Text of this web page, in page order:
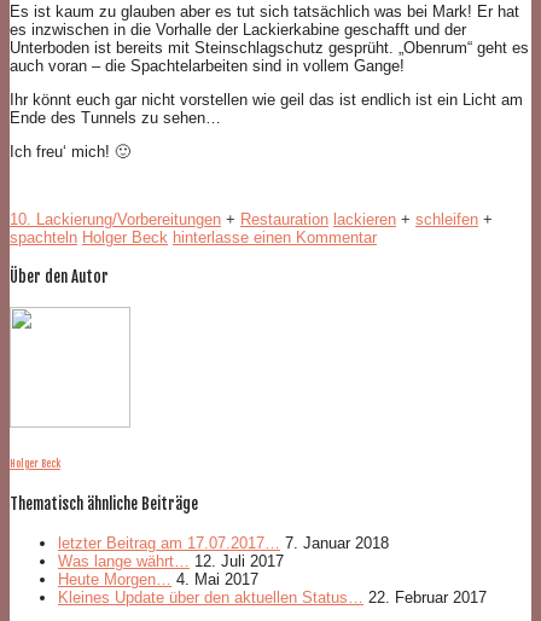
Es ist kaum zu glauben aber es tut sich tatsächlich was bei Mark! Er hat
es inzwischen in die Vorhalle der Lackierkabine geschafft und der
Unterboden ist bereits mit Steinschlagschutz gesprüht. „Obenrum“ geht es
auch voran – die Spachtelarbeiten sind in vollem Gange!
Ihr könnt euch gar nicht vorstellen wie geil das ist endlich ist ein Licht am
Ende des Tunnels zu sehen…
Ich freu‘ mich! 🙂
10. Lackierung/Vorbereitungen + Restauration lackieren + schleifen +
spachteln Holger Beck hinterlasse einen Kommentar
Über den Autor
Holger Beck
Thematisch ähnliche Beiträge
letzter Beitrag am 17.07.2017… 7. Januar 2018
Was lange währt… 12. Juli 2017
Heute Morgen… 4. Mai 2017
Kleines Update über den aktuellen Status… 22. Februar 2017